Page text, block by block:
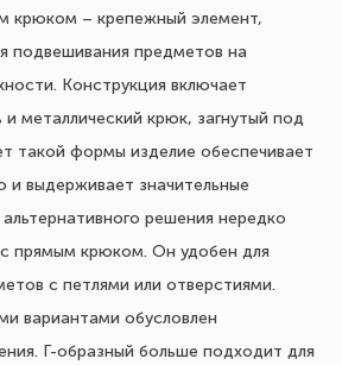
крюком – крепежный элемент,
подвешивания предметов на
Конструкция включает
металлический крюк, загнутый под
такой формы изделие обеспечивает
выдерживает значительные
альтернативного решения нередко
прямым крюком. Он удобен для
с петлями или отверстиями.
вариантами обусловлен
Г-образный больше подходит для